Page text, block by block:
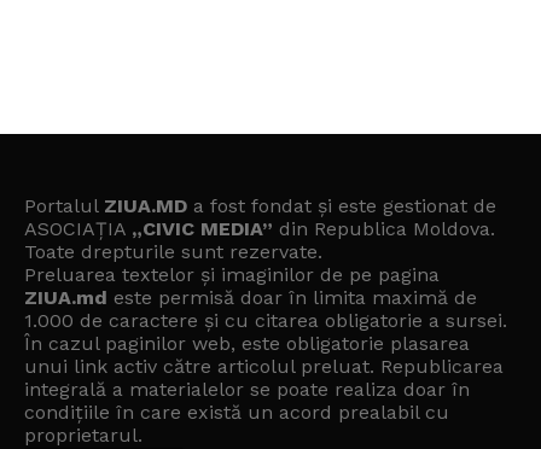
Portalul ZIUA.MD a fost fondat și este gestionat de
ASOCIAȚIA „CIVIC MEDIA” din Republica Moldova.
Toate drepturile sunt rezervate.
Preluarea textelor și imaginilor de pe pagina
ZIUA.md este permisă doar în limita maximă de
1.000 de caractere și cu citarea obligatorie a sursei.
În cazul paginilor web, este obligatorie plasarea
unui link activ către articolul preluat. Republicarea
integrală a materialelor se poate realiza doar în
condițiile în care există un acord prealabil cu
proprietarul.